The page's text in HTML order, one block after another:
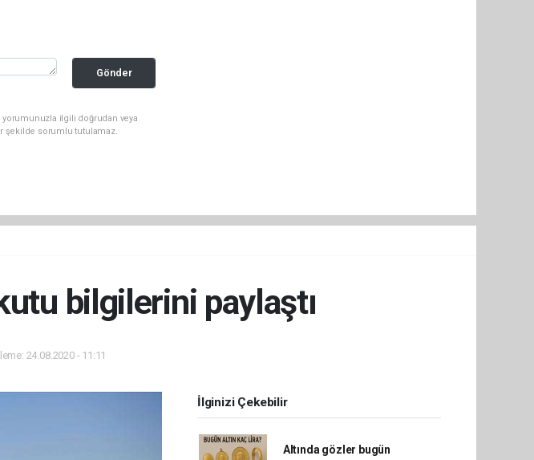
Gönder
yorumunuzla ilgili doğrudan veya
şekilde sorumlu tutulamaz.
bilgilerini paylaştı
24.08.2020 - 11:11
İlginizi Çekebilir
Altında gözler bugün